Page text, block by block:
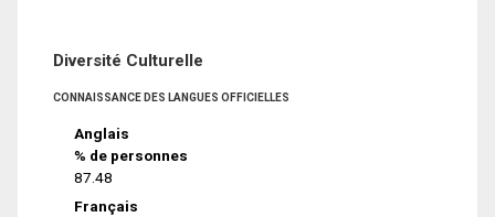
Diversité Culturelle
CONNAISSANCE DES LANGUES OFFICIELLES
Anglais
% de personnes
87.48
Français